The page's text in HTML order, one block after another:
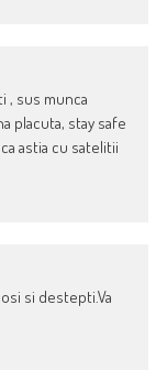
, sus munca
placuta, stay safe
astia cu satelitii
si destepti.Va